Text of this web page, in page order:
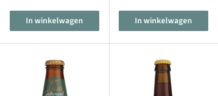
In winkelwagen In winkelwagen